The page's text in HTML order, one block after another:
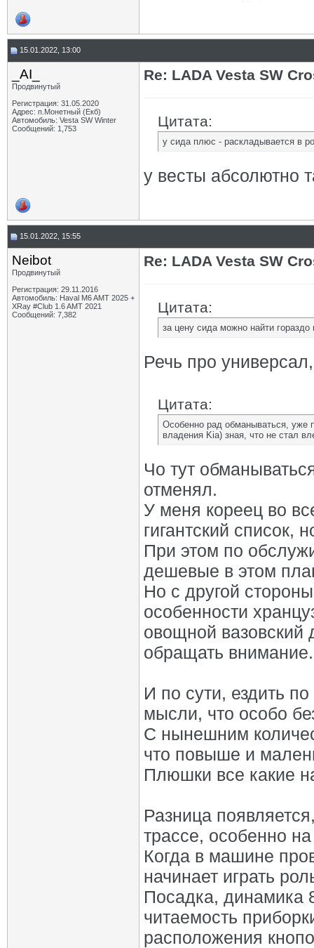
15.01.2022, 13:00
_AI_
Продвинутый
Регистрация: 31.05.2020
Адрес: п.Монетный (Екб)
Автомобиль: Vesta SW Winter
Сообщений: 1,753
Re: LADA Vesta SW
Цитата:
у сида плюс - раскладывается в
у весты абсолютно
15.01.2022, 15:55
Neibot
Продвинутый
Регистрация: 29.11.2016
Автомобиль: Haval M6 AMT 2025 +
XRay #Club 1.6 AMT 2021
Сообщений: 7,382
Re: LADA Vesta SW
Цитата:
за цену сида можно найти
Речь про
Цитата:
Особенно рад обманываться, уже
владения Kia) зная, что не стал
Чо тут
отменял.
У меня кореец во
гигантский список,
При этом по
дешевые в этом
Но с другой
особенности
овощной
обращать внимание.
И по сути, ездить
мысли, что особо
С нынешним
что повыше и
Плюшки все какие
Разница
трассе, особенно
Когда в машине
начинает играть
Посадка, динамика
читаемость
расположения